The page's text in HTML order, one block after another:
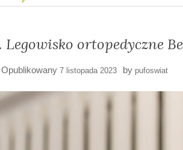
ortopedyczne
Opublikowany 7 listopada 2023 by pufoswiat